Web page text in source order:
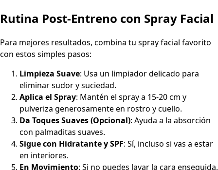
Rutina Post-Entreno con Spray Facial
Para mejores resultados, combina tu spray facial favorito
con estos simples pasos:
Limpieza Suave: Usa un limpiador delicado para
eliminar sudor y suciedad.
Aplica el Spray: Mantén el spray a 15-20 cm y
pulveriza generosamente en rostro y cuello.
Da Toques Suaves (Opcional): Ayuda a la absorción
con palmaditas suaves.
Sigue con Hidratante y SPF: Sí, incluso si vas a estar
en interiores.
En Movimiento: Si no puedes lavar la cara enseguida,